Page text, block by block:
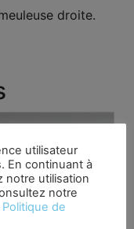
droite.
utilisateur
En continuant à
notre utilisation
notre
Politique de